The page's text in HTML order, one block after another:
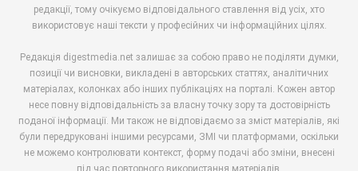
редакції, тому очікуємо відповідального ставлення від усіх, хто
використовує наші тексти у професійних чи інформаційних цілях.
Редакція digestmedia.net залишає за собою право не поділяти думки,
позиції чи висновки, викладені в авторських статтях, аналітичних
матеріалах, колонках або інших публікаціях на порталі. Кожен автор
несе повну відповідальність за власну точку зору та достовірність
поданої інформації. Ми також не відповідаємо за зміст матеріалів, які
були передруковані іншими ресурсами, ЗМІ чи платформами, оскільки
не можемо контролювати контекст, форму подачі або зміни, внесені
під час повторного використання матеріалів.